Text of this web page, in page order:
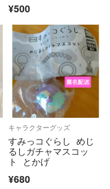
¥500
キャラクターグッズ
すみっコぐらし めじ
るしガチャマスコッ
ト とかげ
¥680